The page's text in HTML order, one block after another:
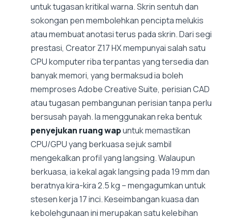
untuk tugasan kritikal warna. Skrin sentuh dan
sokongan pen membolehkan pencipta melukis
atau membuat anotasi terus pada skrin. Dari segi
prestasi, Creator Z17 HX mempunyai salah satu
CPU komputer riba terpantas yang tersedia dan
banyak memori, yang bermaksud ia boleh
memproses Adobe Creative Suite, perisian CAD
atau tugasan pembangunan perisian tanpa perlu
bersusah payah. Ia menggunakan reka bentuk
penyejukan ruang wapuntuk memastikan
CPU/GPU yang berkuasa sejuk sambil
mengekalkan profil yang langsing. Walaupun
berkuasa, ia kekal agak langsing pada 19 mm dan
beratnya kira-kira 2.5 kg – mengagumkan untuk
stesen kerja 17 inci. Keseimbangan kuasa dan
kebolehgunaan ini merupakan satu kelebihan